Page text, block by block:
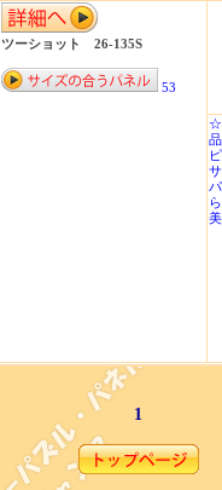
ツーショット 26-135S
53
1